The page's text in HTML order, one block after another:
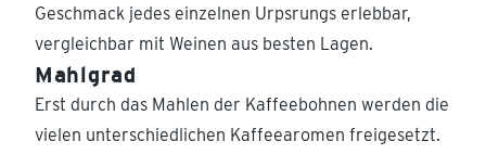
Geschmack jedes einzelnen Urpsrungs erlebbar,
vergleichbar mit Weinen aus besten Lagen.
Mahlgrad
Erst durch das Mahlen der Kaffeebohnen werden die
vielen unterschiedlichen Kaffeearomen freigesetzt.